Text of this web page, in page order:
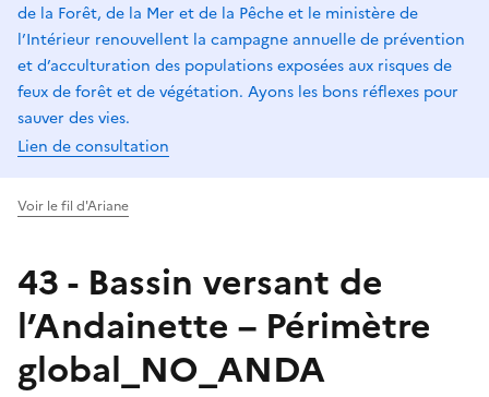
de la Forêt, de la Mer et de la Pêche et le ministère de
l’Intérieur renouvellent la campagne annuelle de prévention
et d’acculturation des populations exposées aux risques de
feux de forêt et de végétation. Ayons les bons réflexes pour
sauver des vies.
Lien de consultation
Voir le fil d'Ariane
43 - Bassin versant de
l’Andainette – Périmètre
global_NO_ANDA